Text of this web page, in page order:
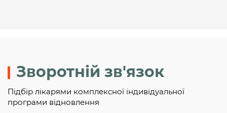
Зворотній зв'язок
Підбір лікарями комплексної індивідуальної
програми відновлення